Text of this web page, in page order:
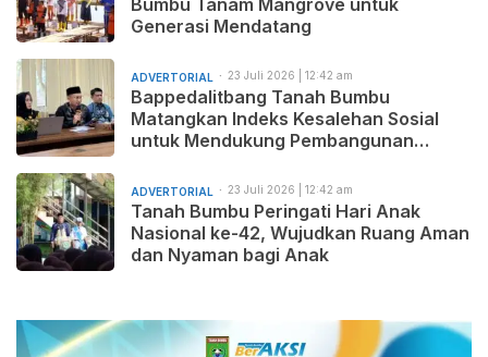
Generasi Mendatang
ADVERTORIAL 23 Juli 2026 | 12:42 am
Bappedalitbang Tanah Bumbu
Matangkan Indeks Kesalehan Sosial
untuk Mendukung Pembangunan
Beradab
ADVERTORIAL 23 Juli 2026 | 12:42 am
Tanah Bumbu Peringati Hari Anak
Nasional ke-42, Wujudkan Ruang Aman
dan Nyaman bagi Anak